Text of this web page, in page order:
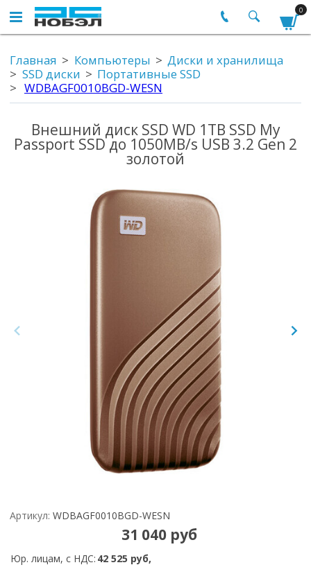
0
Главная Компьютеры
Диски и хранилища
SSD диски
Портативные SSD
WDBAGF0010BGD-WESN
Внешний диск SSD WD 1TB SSD My
Passport SSD до 1050MB/s USB 3.2 Gen 2
золотой
Артикул: WDBAGF0010BGD-WESN
31 040 руб
Юр. лицам, с НДС: 42 525 руб,